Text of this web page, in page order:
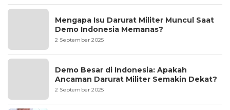
Mengapa Isu Darurat Militer Muncul Saat
Demo Indonesia Memanas?
2 September 2025
Demo Besar di Indonesia: Apakah
Ancaman Darurat Militer Semakin Dekat?
2 September 2025